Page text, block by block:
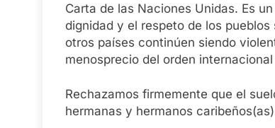
Carta de las Naciones Unidas. Es
dignidad y el respeto de los
otros países continúen siendo
menosprecio del orden
Rechazamos firmemente que el
hermanas y hermanos